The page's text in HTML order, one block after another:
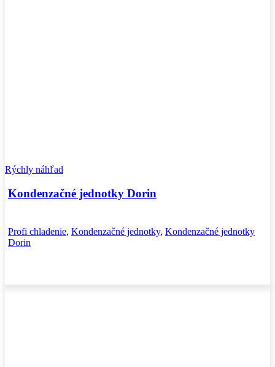
Rýchly náhľad
Kondenzačné jednotky Dorin
Profi chladenie, Kondenzačné jednotky, Kondenzačné jednotky
Dorin